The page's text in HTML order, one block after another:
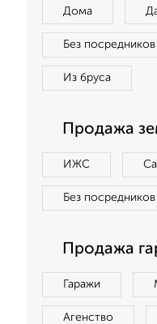
Дома
Без посредников
Из бруса
Продажа
ИЖС
Без посредников
Продажа
Гаражи
Агенство